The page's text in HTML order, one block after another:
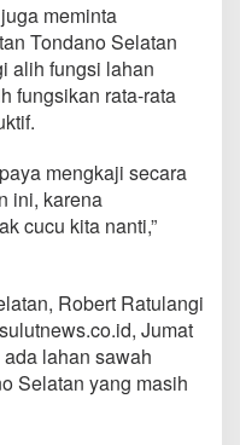
u
n
s
i
h
a
n
meminta
Tondano Selatan
alih fungsi lahan
fungsikan rata-rata
mengkaji secara
ini, karena
cucu kita nanti,”
Robert Ratulangi
Jumat
lahan sawah
Selatan yang masih